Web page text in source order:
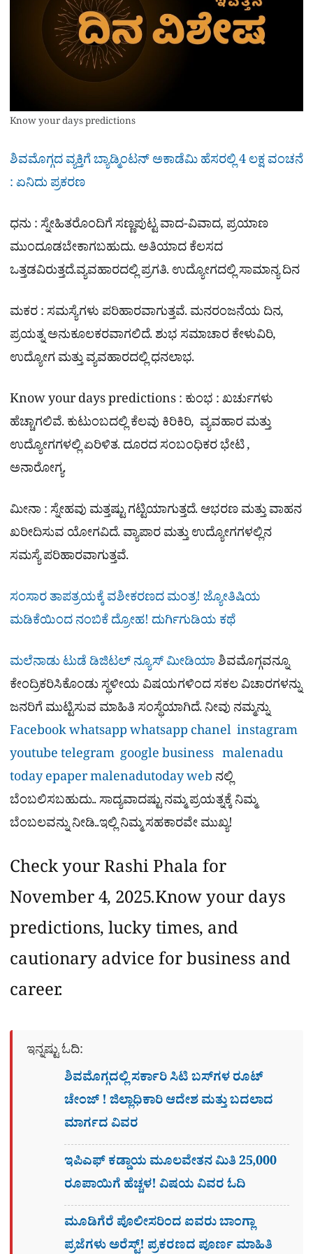
Know your days predictions
ಶಿವಮೊಗ್ಗದ ವ್ಯಕ್ತಿಗೆ ಬ್ಯಾಡ್ಮಿಂಟನ್ ಅಕಾಡೆಮಿ ಹೆಸರಲ್ಲಿ 4 ಲಕ್ಷ ವಂಚನೆ
: ಏನಿದು ಪ್ರಕರಣ
ಧನು : ಸ್ನೇಹಿತರೊಂದಿಗೆ ಸಣ್ಣಪುಟ್ಟ ವಾದ-ವಿವಾದ, ಪ್ರಯಾಣ
ಮುಂದೂಡಬೇಕಾಗಬಹುದು. ಅತಿಯಾದ ಕೆಲಸದ
ಒತ್ತಡವಿರುತ್ತದೆ.ವ್ಯವಹಾರದಲ್ಲಿ ಪ್ರಗತಿ. ಉದ್ಯೋಗದಲ್ಲಿ ಸಾಮಾನ್ಯ ದಿನ
ಮಕರ : ಸಮಸ್ಯೆಗಳು ಪರಿಹಾರವಾಗುತ್ತವೆ. ಮನರಂಜನೆಯ ದಿನ,
ಪ್ರಯತ್ನ ಅನುಕೂಲಕರವಾಗಲಿದೆ. ಶುಭ ಸಮಾಚಾರ ಕೇಳುವಿರಿ,
ಉದ್ಯೋಗ ಮತ್ತು ವ್ಯವಹಾರದಲ್ಲಿ ಧನಲಾಭ.
Know your days predictions : ಕುಂಭ : ಖರ್ಚುಗಳು
ಹೆಚ್ಚಾಗಲಿವೆ. ಕುಟುಂಬದಲ್ಲಿ ಕೆಲವು ಕಿರಿಕಿರಿ, ವ್ಯವಹಾರ ಮತ್ತು
ಉದ್ಯೋಗಗಳಲ್ಲಿ ಏರಿಳಿತ. ದೂರದ ಸಂಬಂಧಿಕರ ಭೇಟಿ ,
ಅನಾರೋಗ್ಯ.
ಮೀನಾ : ಸ್ನೇಹವು ಮತ್ತಷ್ಟು ಗಟ್ಟಿಯಾಗುತ್ತದೆ. ಆಭರಣ ಮತ್ತು ವಾಹನ
ಖರೀದಿಸುವ ಯೋಗವಿದೆ. ವ್ಯಾಪಾರ ಮತ್ತು ಉದ್ಯೋಗಗಳಲ್ಲಿನ
ಸಮಸ್ಯೆ ಪರಿಹಾರವಾಗುತ್ತವೆ.
ಸಂಸಾರ ತಾಪತ್ರಯಕ್ಕೆ ವಶೀಕರಣದ ಮಂತ್ರ! ಜ್ಯೋತಿಷಿಯ
ಮಡಿಕೆಯಿಂದ ನಂಬಿಕೆ ದ್ರೋಹ! ದುರ್ಗಿಗುಡಿಯ ಕಥೆ
ಮಲೆನಾಡು ಟುಡೆ ಡಿಜಿಟಲ್ ನ್ಯೂಸ್ ಮೀಡಿಯಾಶಿವಮೊಗ್ಗವನ್ನೂ
ಕೇಂದ್ರಿಕರಿಸಿಕೊಂಡು ಸ್ಥಳೀಯ ವಿಷಯಗಳಿಂದ ಸಕಲ ವಿಚಾರಗಳನ್ನು
ಜನರಿಗೆ ಮುಟ್ಟಿಸುವ ಮಾಹಿತಿ ಸಂಸ್ಥೆಯಾಗಿದೆ. ನೀವು ನಮ್ಮನ್ನು
Facebookwhatsappwhatsapp chanel instagram
youtubetelegram google business malenadu
today epapermalenadutoday web ನಲ್ಲಿ
ಬೆಂಬಲಿಸಬಹುದು.. ಸಾದ್ಯವಾದಷ್ಟು ನಮ್ಮ ಪ್ರಯತ್ನಕ್ಕೆ ನಿಮ್ಮ
ಬೆಂಬಲವನ್ನು ನೀಡಿ..ಇಲ್ಲಿ ನಿಮ್ಮ ಸಹಕಾರವೇ ಮುಖ್ಯ!
Check your Rashi Phala for
November 4, 2025.Know your days
predictions, lucky times, and
cautionary advice for business and
career.
ಇನ್ನಷ್ಟು ಓದಿ:
ಶಿವಮೊಗ್ಗದಲ್ಲಿ ಸರ್ಕಾರಿ ಸಿಟಿ ಬಸ್​ಗಳ ರೂಟ್
ಚೇಂಜ್ ! ಜಿಲ್ಲಾಧಿಕಾರಿ ಆದೇಶ ಮತ್ತು ಬದಲಾದ
ಮಾರ್ಗದ ವಿವರ
ಇಪಿಎಫ್ ಕಡ್ಡಾಯ ಮೂಲವೇತನ ಮಿತಿ 25,000
ರೂಪಾಯಿಗೆ ಹೆಚ್ಚಳ! ವಿಷಯ ವಿವರ ಓದಿ
ಮೂಡಿಗೆರೆ ಪೊಲೀಸರಿಂದ ಐವರು ಬಾಂಗ್ಲಾ
ಪ್ರಜೆಗಳು ಅರೆಸ್ಟ್! ಪ್ರಕರಣದ ಪೂರ್ಣ ಮಾಹಿತಿ